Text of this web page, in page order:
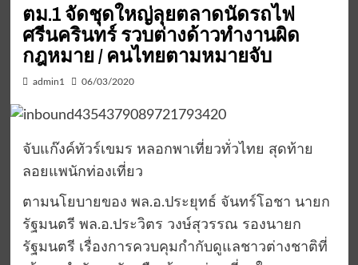
ตม.1 จัดชุดใหญ่ลุยตลาดนัดรถไฟ
ศรีนครินทร์ รวบต่างด้าวทำงานผิด
กฎหมาย / คนไทยตามหมายจับ
admin1 06/03/2020
จับแก๊งค์ทัวร์เขมร หลอกพาเที่ยวทั่วไทย สุดท้าย
ลอยแพนักท่องเที่ยว
ตามนโยบายของ พล.อ.ประยุทธ์ จันทร์โอชา นายก
รัฐมนตรี พล.อ.ประวิตร วงษ์สุวรรณ รองนายก
รัฐมนตรี เรื่องการควบคุมกำกับดูแลชาวต่างชาติที่